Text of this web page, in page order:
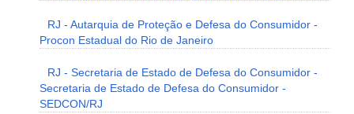
RJ - Autarquia de Proteção e Defesa do Consumidor -
Procon Estadual do Rio de Janeiro
RJ - Secretaria de Estado de Defesa do Consumidor -
Secretaria de Estado de Defesa do Consumidor -
SEDCON/RJ